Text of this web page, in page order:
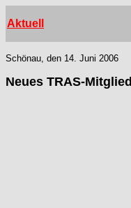
Aktuell
Schönau, den 14. Juni 2006
Neues TRAS-